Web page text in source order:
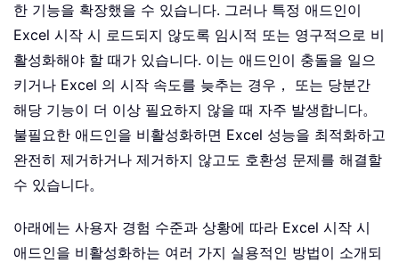
한 기능을 확장했을 수 있습니다. 그러나 특정 애드인이
Excel 시작 시 로드되지 않도록 임시적 또는 영구적으로 비
활성화해야 할 때가 있습니다. 이는 애드인이 충돌을 일으
키거나 Excel 의 시작 속도를 늦추는 경우， 또는 당분간
해당 기능이 더 이상 필요하지 않을 때 자주 발생합니다。
불필요한 애드인을 비활성화하면 Excel 성능을 최적화하고
완전히 제거하거나 제거하지 않고도 호환성 문제를 해결할
수 있습니다。
아래에는 사용자 경험 수준과 상황에 따라 Excel 시작 시
애드인을 비활성화하는 여러 가지 실용적인 방법이 소개되